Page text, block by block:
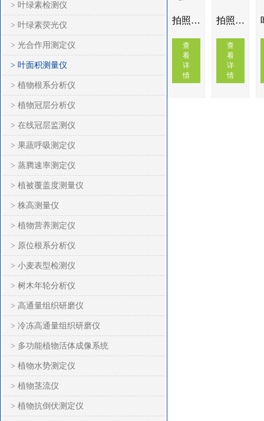
> 叶绿素检测仪
> 叶绿素荧光仪
> 光合作用测定仪
> 叶面积测量仪
> 植物根系分析仪
> 植物冠层分析仪
> 在线冠层监测仪
> 果蔬呼吸测定仪
> 蒸腾速率测定仪
> 植被覆盖度测量仪
> 株高测量仪
> 植物营养测定仪
> 原位根系分析仪
> 小麦表型检测仪
> 树木年轮分析仪
> 高通量组织研磨仪
> 冷冻高通量组织研磨仪
> 多功能植物活体成像系统
> 植物水势测定仪
> 植物茎流仪
> 植物抗倒伏测定仪
拍照式叶面积测量仪YMJ-P
查
看
详
情
拍照式叶面积测量仪YMJ-P2
查
看
详
情